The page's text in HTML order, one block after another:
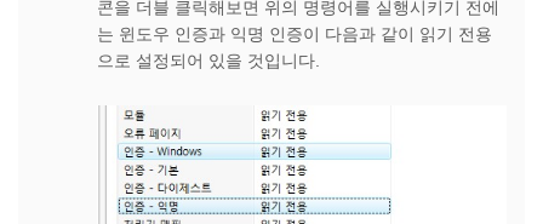
콘을 더블 클릭해보면 위의 명령어를 실행시키기 전에
는 윈도우 인증과 익명 인증이 다음과 같이 읽기 전용
으로 설정되어 있을 것입니다.